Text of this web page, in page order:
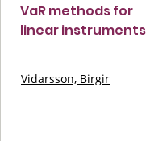
VaR methods for
linear instruments
Vidarsson, Birgir